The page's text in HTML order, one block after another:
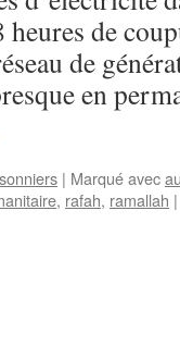
heures de
de
en
| Marqué avec
, rafah, ramallah |